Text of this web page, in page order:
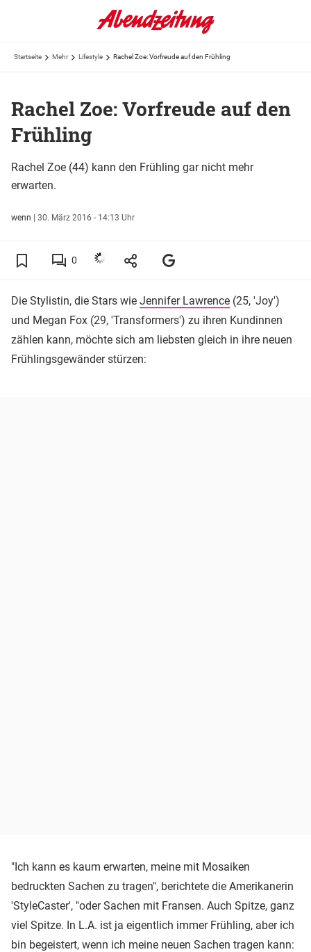
Startseite Mehr Lifestyle Rachel Zoe: Vorfreude auf den Frühling
Rachel Zoe: Vorfreude auf den
Frühling
Rachel Zoe (44) kann den Frühling gar nicht mehr
erwarten.
wenn | 30. März 2016 - 14:13 Uhr
0
Die Stylistin, die Stars wie Jennifer Lawrence (25, 'Joy')
und Megan Fox (29, 'Transformers') zu ihren Kundinnen
zählen kann, möchte sich am liebsten gleich in ihre neuen
Frühlingsgewänder stürzen:
"Ich kann es kaum erwarten, meine mit Mosaiken
bedruckten Sachen zu tragen", berichtete die Amerikanerin
'StyleCaster', "oder Sachen mit Fransen. Auch Spitze, ganz
viel Spitze. In L.A. ist ja eigentlich immer Frühling, aber ich
bin begeistert, wenn ich meine neuen Sachen tragen kann: